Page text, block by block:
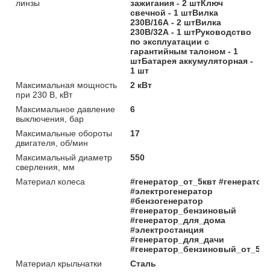
линзы
зажигания - 2 штКлюч
свечной - 1 штВилка
230В/16А - 2 штВилка
230В/32А - 1 штРуководство
по эксплуатации с
гарантийным талоном - 1
штБатарея аккумуляторная -
1 шт
Максимальная мощность
при 230 В, кВт
2 кВт
Максимальное давление
выключения, бар
6
Максимальные обороты
двигателя, об/мин
17
Максимальный диаметр
сверления, мм
550
Материал колеса
#генератор_от_5квт #генератор
#электрогенератор
#бензогенератор
#генератор_бензиновый
#генератор_для_дома
#электростанция
#генератор_для_дачи
Материал крыльчатки
Сталь